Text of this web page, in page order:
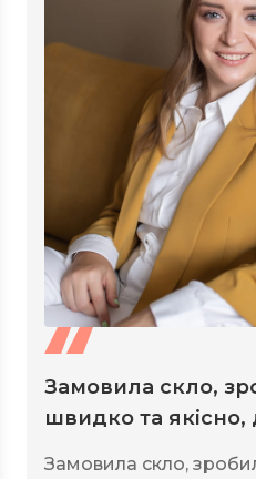
Замовила скло,
швидко та
Замовила скло,